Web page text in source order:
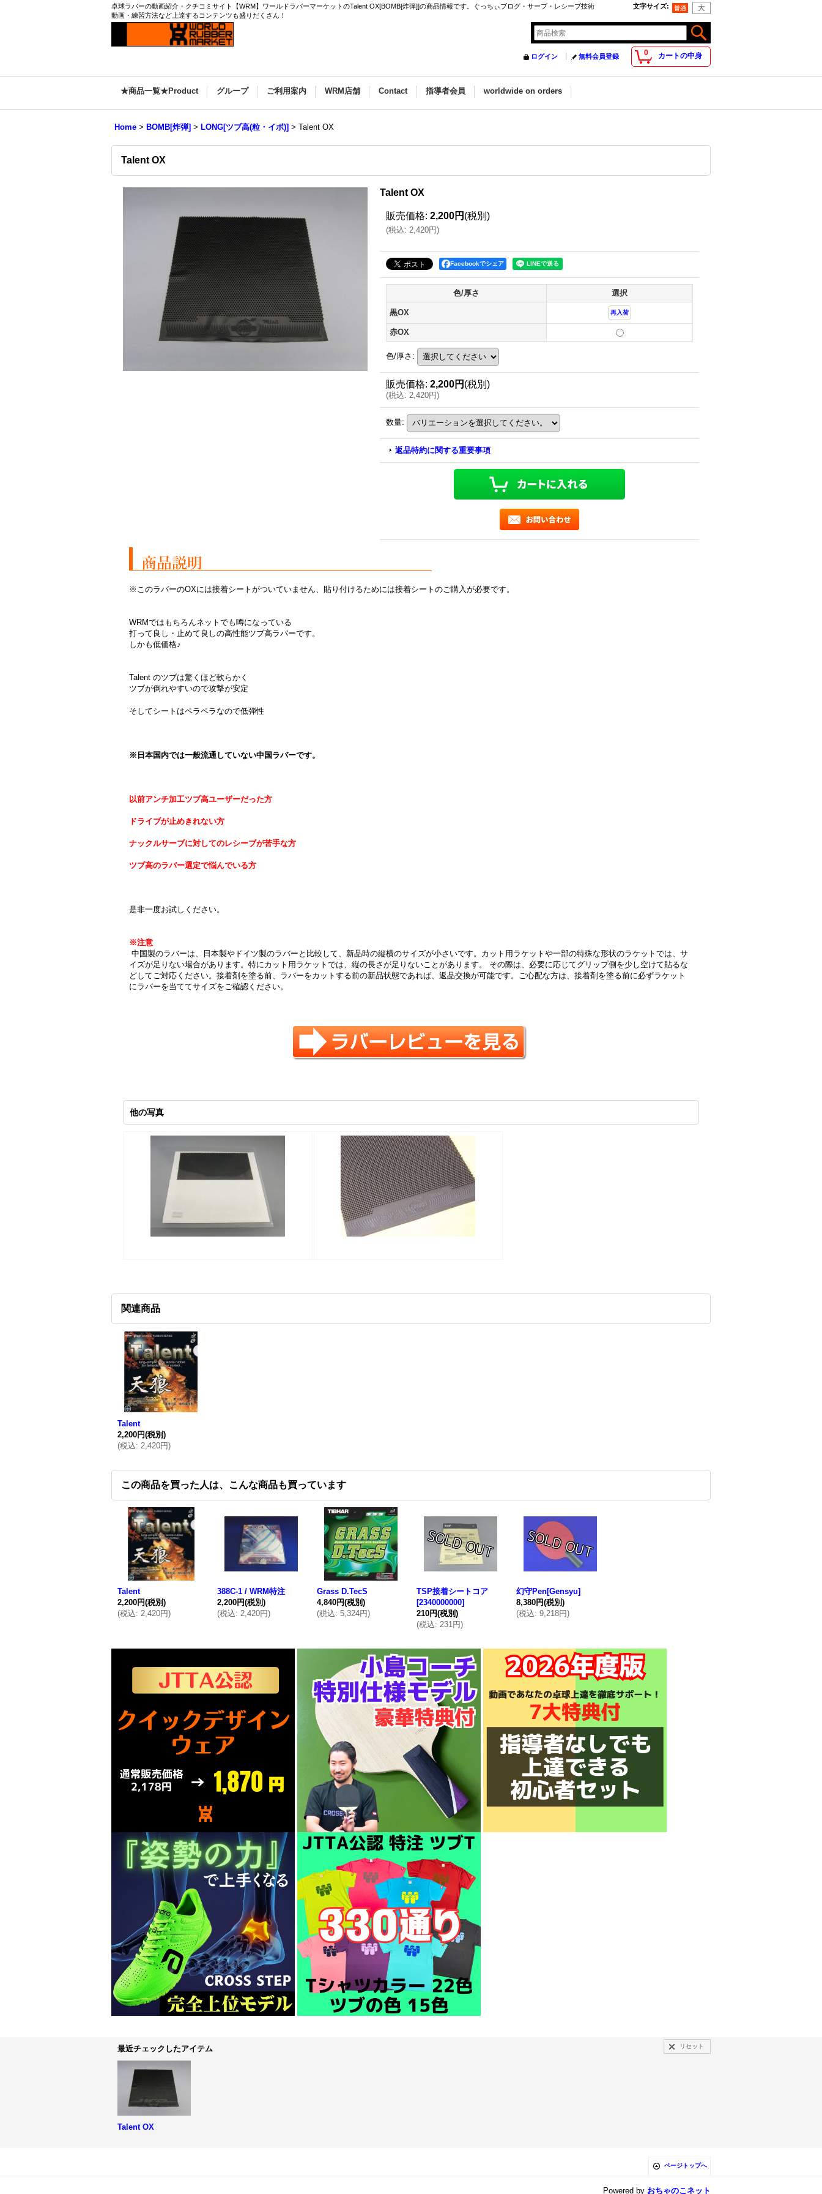
卓球ラバーの動画紹介・クチコミサイト【WRM】ワールドラバーマーケットのTalent OX[BOMB[炸弾]]の商品情報です。ぐっちぃブログ・サーブ・レシーブ技術
動画・練習方法など上達するコンテンツも盛りだくさん！
文字サイズ:
0 カートの中身
ログイン 無料会員登録
★商品一覧★Product グループ ご利用案内 WRM店舗 Contact 指導者会員 worldwide on orders
Home > BOMB[炸弾] > LONG[ツブ高(粒・イボ)] > Talent OX
Talent OX
Talent OX
販売価格: 2,200円 (税別)
(税込: 2,420円)
Facebookでシェア
色/厚さ 選択
黒OX 再入荷
赤OX
色/厚さ :
販売価格: 2,200円 (税別)
(税込: 2,420円)
数量:
返品特約に関する重要事項
※このラバーのOXには接着シートがついていません、貼り付けるためには接着シートのご購入が必要です。
WRMではもちろんネットでも噂になっている
打って良し・止めて良しの高性能ツブ高ラバーです。
しかも低価格♪
Talent のツブは驚くほど軟らかく
ツブが倒れやすいので攻撃が安定
そしてシートはペラペラなので低弾性
※日本国内では一般流通していない中国ラバーです。
以前アンチ加工ツブ高ユーザーだった方
ドライブが止めきれない方
ナックルサーブに対してのレシーブが苦手な方
ツブ高のラバー選定で悩んでいる方
是非一度お試しください。
※注意
中国製のラバーは、日本製やドイツ製のラバーと比較して、新品時の縦横のサイズが小さいです。カット用ラケットや一部の特殊な形状のラケットでは、サ
イズが足りない場合があります。特にカット用ラケットでは、縦の長さが足りないことがあります。 その際は、必要に応じてグリップ側を少し空けて貼るな
どしてご対応ください。接着剤を塗る前、ラバーをカットする前の新品状態であれば、返品交換が可能です。ご心配な方は、接着剤を塗る前に必ずラケット
にラバーを当ててサイズをご確認ください。
他の写真
関連商品
Talent
2,200円(税別)
(税込: 2,420円)
この商品を買った人は、こんな商品も買っています
Talent
2,200円(税別)
(税込: 2,420円)
388C-1 / WRM特注
2,200円(税別)
(税込: 2,420円)
Grass D.TecS
4,840円(税別)
(税込: 5,324円)
TSP接着シートコア
[2340000000]
210円(税別)
(税込: 231円)
幻守Pen[Gensyu]
8,380円(税別)
(税込: 9,218円)
最近チェックしたアイテム リセット
Talent OX
ページトップへ
Powered by おちゃのこネット